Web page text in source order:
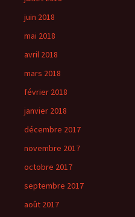
juin 2018
mai 2018
avril 2018
mars 2018
février 2018
janvier 2018
décembre 2017
novembre 2017
octobre 2017
septembre 2017
août 2017